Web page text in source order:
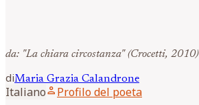
da: "La chiara circostanza" (Crocetti, 2010)
diMaria Grazia Calandrone
Italianoperson Profilo del poeta